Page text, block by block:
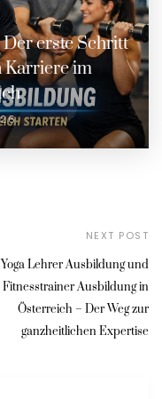
erste Schritt
Karriere im
NEXT POST
Yoga Lehrer Ausbildung und
Fitnesstrainer Ausbildung in
Österreich – Der Weg zur
ganzheitlichen Expertise